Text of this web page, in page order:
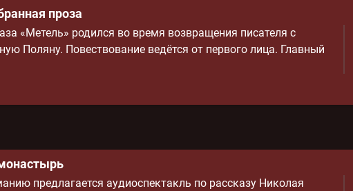
проза
«Метель» родился во время возвращения писателя с
Поляну. Повествование ведётся от первого лица. Главный
предлагается аудиоспектакль по рассказу Николая